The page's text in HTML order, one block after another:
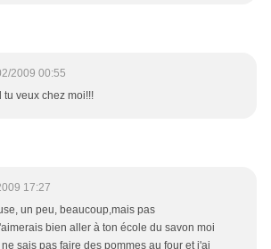
2009 00:55
tu veux chez moi!!!
17:27
un peu, beaucoup,mais pas
bien aller à ton école du savon moi
sais pas faire des pommes au four et j'ai